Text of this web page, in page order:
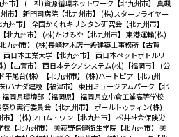
市】 (一社)資源循環ネットワーク【北九州市】 真颯
市】 新門司病院【北九州市】 (株)スターフライヤー
州市】 全国かくれキリシタン研究会【北九州市】
北九州市】 (株)たけみや【北九州市】 東港運輸(株)
九州市】 (株)長崎材木店一級建築士事務所【古賀
西日本工業大学【北九州市】 西日本ペットボトルリ
【古賀市】 西日本テクノシステム(株)【福岡市】 (公
平尾台(株）【北九州市】 (株)ハートピア【北九州
)ハナダ建設【福津市】 東田ミュージアムパーク【北
福岡県環境部【福岡県】 福岡県立小倉工業高等学校
り実行委員会【北九州市】 ポールトゥウィン(株)
】 (株)フロム・ワン【北九州市】 松井社会保険労
【北九州市】 美萩野保健衛生学院【北九州市】 美